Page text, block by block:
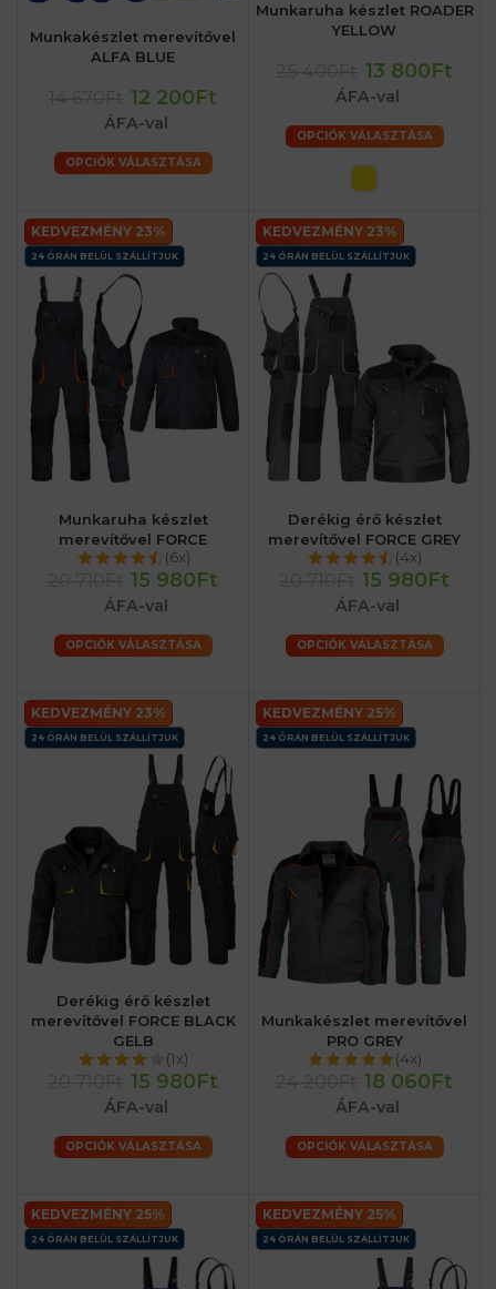
Munkakészlet merevítővel
ALFA BLUE
12 200Ft
ÁFA-val
OPCIÓK VÁLASZTÁSA
Munkaruha készlet ROADER
YELLOW
13 800Ft
ÁFA-val
OPCIÓK VÁLASZTÁSA
KEDVEZMÉNY 23%
24 ÓRÁN BELÜL SZÁLLÍTJUK
Munkaruha készlet
merevítővel FORCE
(6x)
15 980Ft
ÁFA-val
OPCIÓK VÁLASZTÁSA
KEDVEZMÉNY 23%
24 ÓRÁN BELÜL SZÁLLÍTJUK
Derékig érő készlet
merevítővel FORCE GREY
(4x)
15 980Ft
ÁFA-val
OPCIÓK VÁLASZTÁSA
KEDVEZMÉNY 23%
24 ÓRÁN BELÜL SZÁLLÍTJUK
Derékig érő készlet
merevítővel FORCE BLACK
GELB
(1x)
15 980Ft
ÁFA-val
OPCIÓK VÁLASZTÁSA
KEDVEZMÉNY 25%
24 ÓRÁN BELÜL SZÁLLÍTJUK
Munkakészlet merevítővel
PRO GREY
(4x)
18 060Ft
ÁFA-val
OPCIÓK VÁLASZTÁSA
KEDVEZMÉNY 25%
24 ÓRÁN BELÜL SZÁLLÍTJUK
KEDVEZMÉNY 25%
24 ÓRÁN BELÜL SZÁLLÍTJUK